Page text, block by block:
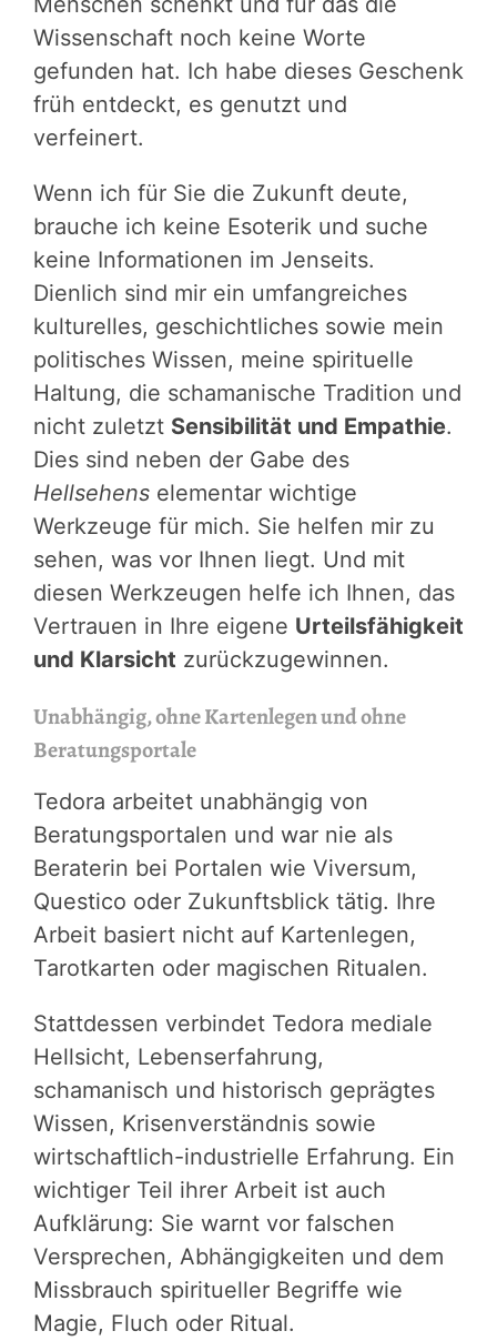
Wissenschaft noch keine Worte
gefunden hat. Ich habe dieses Geschenk
früh entdeckt, es genutzt und
verfeinert.
Wenn ich für Sie die Zukunft deute,
brauche ich keine Esoterik und suche
keine Informationen im Jenseits.
Dienlich sind mir ein umfangreiches
kulturelles, geschichtliches sowie mein
politisches Wissen, meine spirituelle
Haltung, die schamanische Tradition und
nicht zuletzt Sensibilität und Empathie.
Dies sind neben der Gabe des
Hellsehens elementar wichtige
Werkzeuge für mich. Sie helfen mir zu
sehen, was vor Ihnen liegt. Und mit
diesen Werkzeugen helfe ich Ihnen, das
Vertrauen in Ihre eigene Urteilsfähigkeit
und Klarsicht zurückzugewinnen.
Unabhängig, ohne Kartenlegen und ohne
Beratungsportale
Tedora arbeitet unabhängig von
Beratungsportalen und war nie als
Beraterin bei Portalen wie Viversum,
Questico oder Zukunftsblick tätig. Ihre
Arbeit basiert nicht auf Kartenlegen,
Tarotkarten oder magischen Ritualen.
Stattdessen verbindet Tedora mediale
Hellsicht, Lebenserfahrung,
schamanisch und historisch geprägtes
Wissen, Krisenverständnis sowie
wirtschaftlich-industrielle Erfahrung. Ein
wichtiger Teil ihrer Arbeit ist auch
Aufklärung: Sie warnt vor falschen
Versprechen, Abhängigkeiten und dem
Missbrauch spiritueller Begriffe wie
Magie, Fluch oder Ritual.